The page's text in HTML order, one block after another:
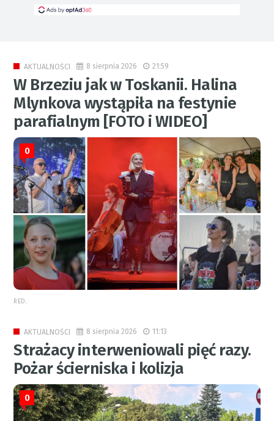
AKTUALNOŚCI 8 sierpnia 2026 21:59
W Brzeziu jak w Toskanii. Halina
Mlynkova wystąpiła na festynie
parafialnym [FOTO i WIDEO]
0
RED.
AKTUALNOŚCI 8 sierpnia 2026 11:13
Strażacy interweniowali pięć razy.
Pożar ścierniska i kolizja
0